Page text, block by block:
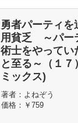
勇者パーティ
用貧乏 ～パー
術士をやってい
と至る～（１７
ミックス)
著者： よねぞう
価格： ￥759